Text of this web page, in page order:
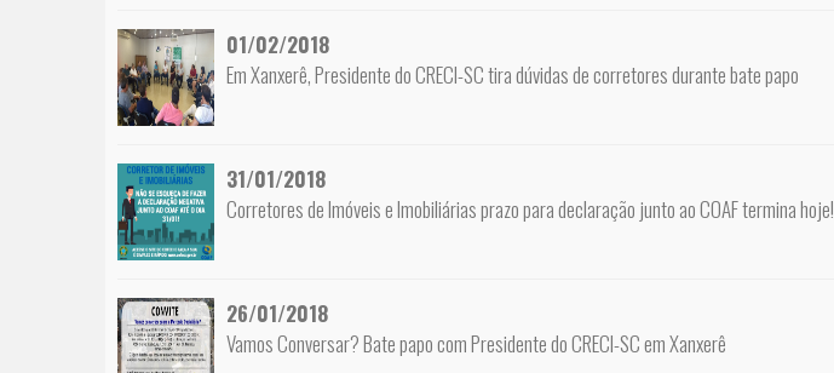
01/02/2018
Em Xanxerê, Presidente do CRECI-SC tira dúvidas de corretores durante bate papo
31/01/2018
Corretores de Imóveis e Imobiliárias prazo para declaração junto ao COAF termina hoje!
26/01/2018
Vamos Conversar? Bate papo com Presidente do CRECI-SC em Xanxerê